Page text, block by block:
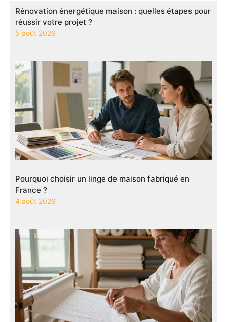
Rénovation énergétique maison : quelles étapes pour
réussir votre projet ?
5 août 2026
Pourquoi choisir un linge de maison fabriqué en
France ?
4 août 2026